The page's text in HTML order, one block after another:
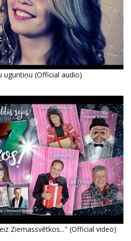
uguntiņu (Official audio)
Ziemassvētkos..." (Official video)